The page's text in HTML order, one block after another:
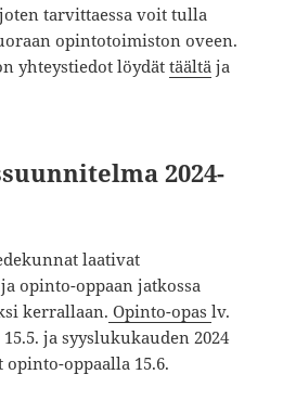
tarvittaessa voit tulla
opintotoimiston oveen.
yhteystiedot löydättäältä ja
2024-
laativat
opinto-oppaan jatkossa
kerrallaan. Opinto-opaslv.
ja syyslukukauden 2024
oppaalla 15.6.